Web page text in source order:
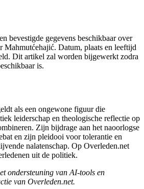
bevestigde gegevens beschikbaar over
Mahmutćehajić. Datum, plaats en leeftijd
Dit artikel zal worden bijgewerkt zodra
is.
als een ongewone figuur die
leiderschap en theologische reflectie op
Zijn bijdrage aan het naoorlogse
en zijn pleidooi voor tolerantie en
nalatenschap. Op Overleden.net
uit de politiek.
ondersteuning van AI-tools en
van Overleden.net.